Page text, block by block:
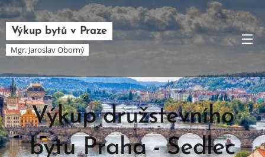
Výkup bytů v Praze
Mgr. Jaroslav Oborný
Výkup družstevního
bytu Praha - Sedlec